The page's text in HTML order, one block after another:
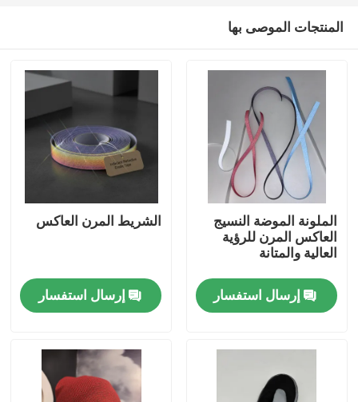
المنتجات الموصى بها
الملونة الموضة النسيج
العاكس المرن للرؤية
العالية والمتانة
إرسال استفسار
الشريط المرن العاكس
إرسال استفسار